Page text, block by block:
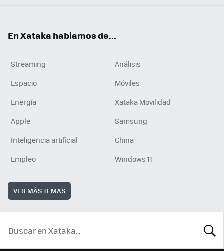
En Xataka hablamos de...
Streaming
Análisis
Espacio
Móviles
Energía
Xataka Movilidad
Apple
Samsung
Inteligencia artificial
China
Empleo
Windows 11
VER MÁS TEMAS